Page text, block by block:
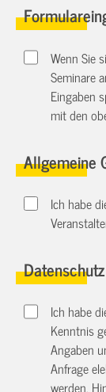
Wenn Sie
Seminare
Eingaben
mit den
Allgemeine
Ich habe
Datenschutz
Ich habe
Kenntnis
Angaben
Anfrage
werden.